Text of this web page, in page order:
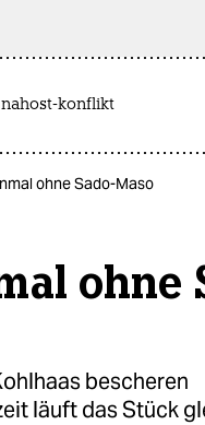
nahost-konflikt
ohne Sado-Maso
ohne
bescheren
läuft das Stück